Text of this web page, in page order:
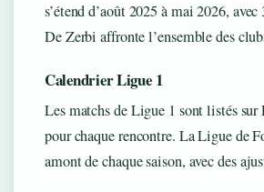
s’étend d’août 2025 à mai 2026,
De Zerbi affronte l’ensemble des
Calendrier Ligue 1
Les matchs de Ligue 1 sont listés sur
pour chaque rencontre. La Ligue de
amont de chaque saison, avec des